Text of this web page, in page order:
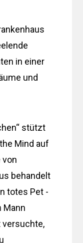
in einer
und
stützt
Mind auf
von
behandelt
totes Pet -
Mann
versuchte,